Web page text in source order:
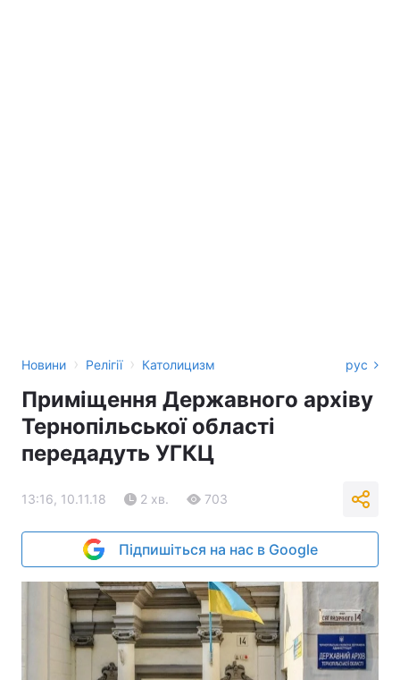
Новини › Релігії › Католицизм рус
Приміщення Державного архіву
Тернопільської області
передадуть УГКЦ
13:16, 10.11.18 2 хв. 703
Підпишіться на нас в Google